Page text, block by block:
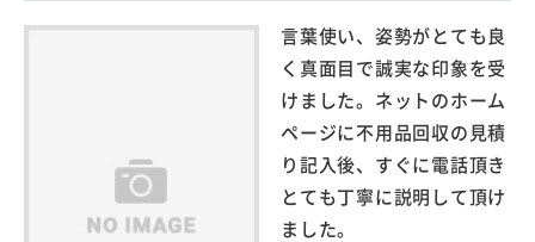
言葉使い、姿勢がとても良
く真面目で誠実な印象を受
けました。ネットのホーム
ページに不用品回収の見積
り記入後、すぐに電話頂き
とても丁寧に説明して頂け
ました。